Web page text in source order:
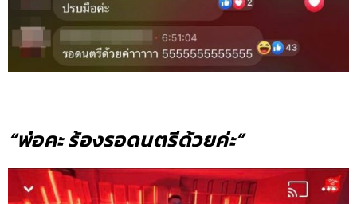
“พ่อคะ ร้องรอดนตรีด้วยค่ะ”